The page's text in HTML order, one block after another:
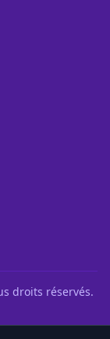
droits réservés.